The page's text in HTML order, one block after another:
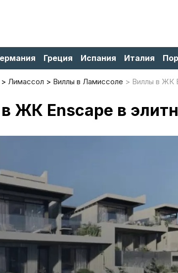
Греция Испания Италия
Лимассол Виллы в Ламиссоле Виллы в ЖК
ЖК Enscape в